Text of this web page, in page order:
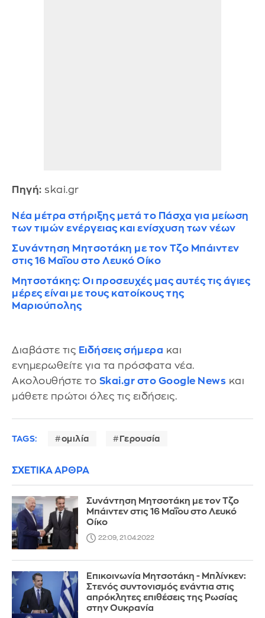
Πηγή: skai.gr
Νέα μέτρα στήριξης μετά το Πάσχα για μείωση
των τιμών ενέργειας και ενίσχυση των νέων
Συνάντηση Μητσοτάκη με τον Τζο Μπάιντεν
στις 16 Μαΐου στο Λευκό Οίκο
Μητσοτάκης: Οι προσευχές μας αυτές τις άγιες
μέρες είναι με τους κατοίκους της
Μαριούπολης
Διαβάστε τις Ειδήσεις σήμερα και
ενημερωθείτε για τα πρόσφατα νέα.
Ακολουθήστε το Skai.gr στο Google News και
μάθετε πρώτοι όλες τις ειδήσεις.
TAGS: ομιλία Γερουσία
ΣΧΕΤΙΚΑ ΑΡΘΡΑ
Συνάντηση Μητσοτάκη με τον Τζο
Μπάιντεν στις 16 Μαΐου στο Λευκό
Οίκο
22:09, 21.04.2022
Επικοινωνία Μητσοτάκη - Μπλίνκεν:
Στενός συντονισμός ενάντια στις
απρόκλητες επιθέσεις της Ρωσίας
στην Ουκρανία